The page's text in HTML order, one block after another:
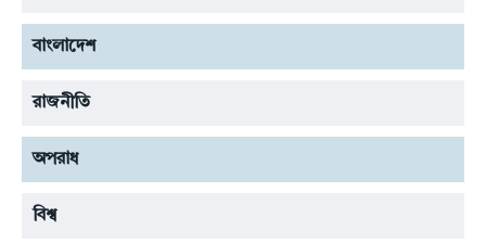
বাংলাদেশ
রাজনীতি
অপরাধ
বিশ্ব